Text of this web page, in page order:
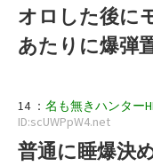
オロした後に
あたりに爆弾
14 ： 名も無きハンター
ID:scUWPpW4.net
普通に睡爆決